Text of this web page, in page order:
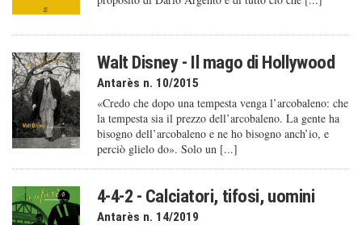
Walt Disney - Il mago di Hollywood
Antarès n. 10/2015
«Credo che dopo una tempesta venga l’arcobaleno: che
la tempesta sia il prezzo dell’arcobaleno. La gente ha
bisogno dell’arcobaleno e ne ho bisogno anch’io, e
perciò glielo do». Solo un [...]
4-4-2 - Calciatori, tifosi, uomini
Antarès n. 14/2019